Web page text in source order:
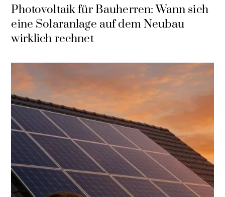
Photovoltaik für Bauherren: Wann sich
eine Solaranlage auf dem Neubau
wirklich rechnet